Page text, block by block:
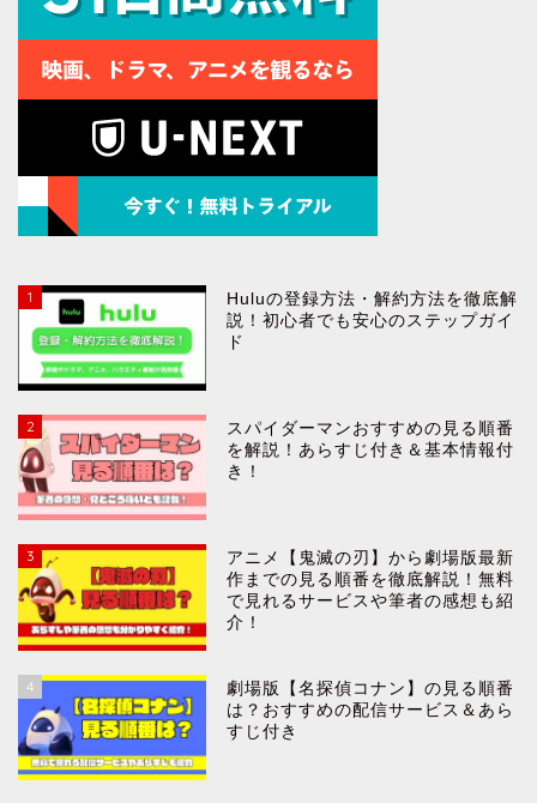
1
Huluの登録方法・解約方法を徹底解
説！初心者でも安心のステップガイ
ド
2
スパイダーマンおすすめの見る順番
を解説！あらすじ付き＆基本情報付
き！
3
アニメ【鬼滅の刃】から劇場版最新
作までの見る順番を徹底解説！無料
で見れるサービスや筆者の感想も紹
介！
4
劇場版【名探偵コナン】の見る順番
は？おすすめの配信サービス＆あら
すじ付き